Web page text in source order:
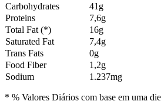
Carbohydrates
41g
Proteins
7,6g
Total Fat (*)
16g
Saturated Fat
7,4g
Trans Fats
0g
Food Fiber
1,2g
Sodium
1.237mg
* % Valores Diários com base em uma